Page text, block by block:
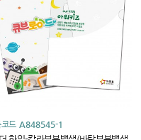
드 A848545-1